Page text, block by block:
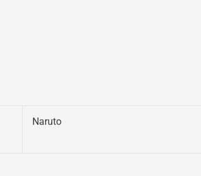
Naruto